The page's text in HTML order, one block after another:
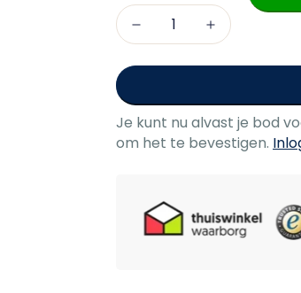
Je kunt nu alvast je bod
om het te bevestigen.